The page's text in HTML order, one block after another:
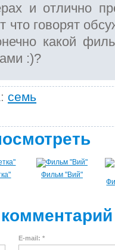
и отлично
что говорят
какой
:)?
семь
Фильм "Вий"
E-mail: *